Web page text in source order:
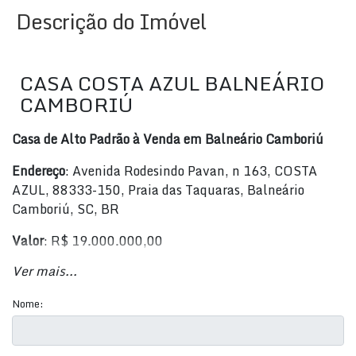
Descrição do Imóvel
CASA COSTA AZUL BALNEÁRIO
CAMBORIÚ
Casa de Alto Padrão à Venda em Balneário Camboriú
Endereço: Avenida Rodesindo Pavan, n 163, COSTA
AZUL, 88333-150, Praia das Taquaras, Balneário
Camboriú, SC, BR
Valor: R$ 19.000.000,00
Características do Imóvel
Banheiros: 5
Suítes: 4
Ver mais...
Nome: